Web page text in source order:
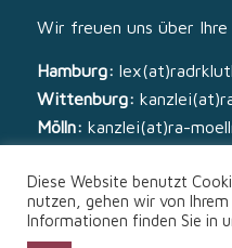
Wir freuen uns über
Hamburg:
Wittenburg:
Mölln: kanzlei(at)ra-
Diese Website benutzt
nutzen, gehen wir von
Informationen finden Sie in